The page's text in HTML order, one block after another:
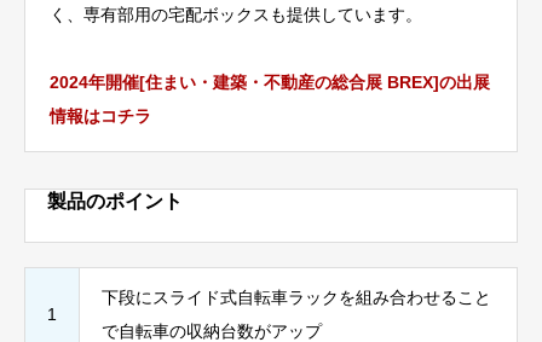
く、専有部用の宅配ボックスも提供しています。
2024年開催[住まい・建築・不動産の総合展 BREX]の出展
情報はコチラ
製品のポイント
1
下段にスライド式自転車ラックを組み合わせること
で自転車の収納台数がアップ